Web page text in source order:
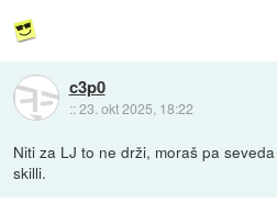
c3p0
::23. okt 2025, 18:22
Niti za LJ to ne drži, moraš pa
skilli.